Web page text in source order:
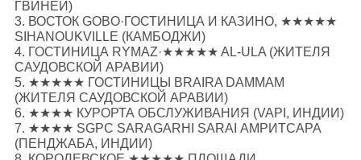
ГВИНЕИ)
3. ВОСТОК GOBO·ГОСТИНИЦА И КАЗИНО, ★★★★★
SIHANOUKVILLE (КАМБОДЖИ)
4. ГОСТИНИЦА RYMAZ·★★★★★ AL-ULA (ЖИТЕЛЯ
САУДОВСКОЙ АРАВИИ)
5. ★★★★★ ГОСТИНИЦЫ BRAIRA DAMMAM
(ЖИТЕЛЯ САУДОВСКОЙ АРАВИИ)
6. ★★★★ КУРОРТА ОБСЛУЖИВАНИЯ (VAPI, ИНДИИ)
7. ★★★★ SGPC SARAGARHI SARAI АМРИТСАРА
(ПЕНДЖАБА, ИНДИИ)